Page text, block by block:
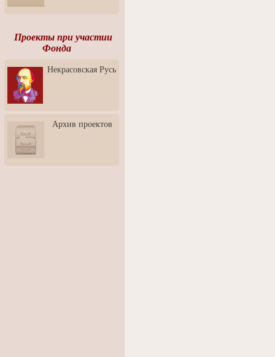
Фестиваль уличной
Отчётный концерт детского
театра танца "Задоринка"
Профессионалов - Эпизод
3: Обусловленности
человека и их влияние на
карьеру
скульптором Дмитрием
Тугариновым
АртБульвар в День города
Проекты при участии
Фонда
Некрасовская Русь
Архив проектов